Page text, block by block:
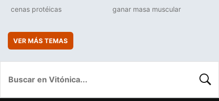
cenas protéicas ganar masa muscular
VER MÁS TEMAS